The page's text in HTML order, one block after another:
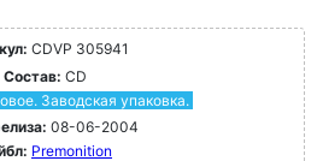
CDVP 305941
Состав: CD
Заводская упаковка.
08-06-2004
Premonition